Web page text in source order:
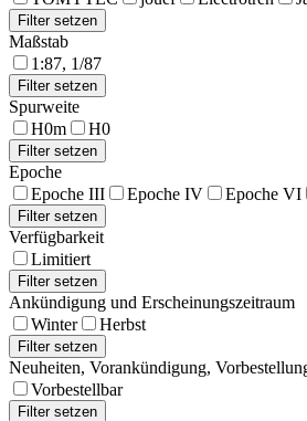
Maßstab
1:87, 1/87
Spurweite
H0m
H0
Epoche
Epoche III
Epoche IV Epoche VI
Verfügbarkeit
Limitiert
Ankündigung und Erscheinungszeitraum
Winter
Herbst
Neuheiten, Vorankündigung,
Vorbestellbar